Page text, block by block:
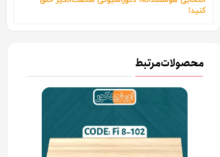
کنید!
محصولات مرتبط